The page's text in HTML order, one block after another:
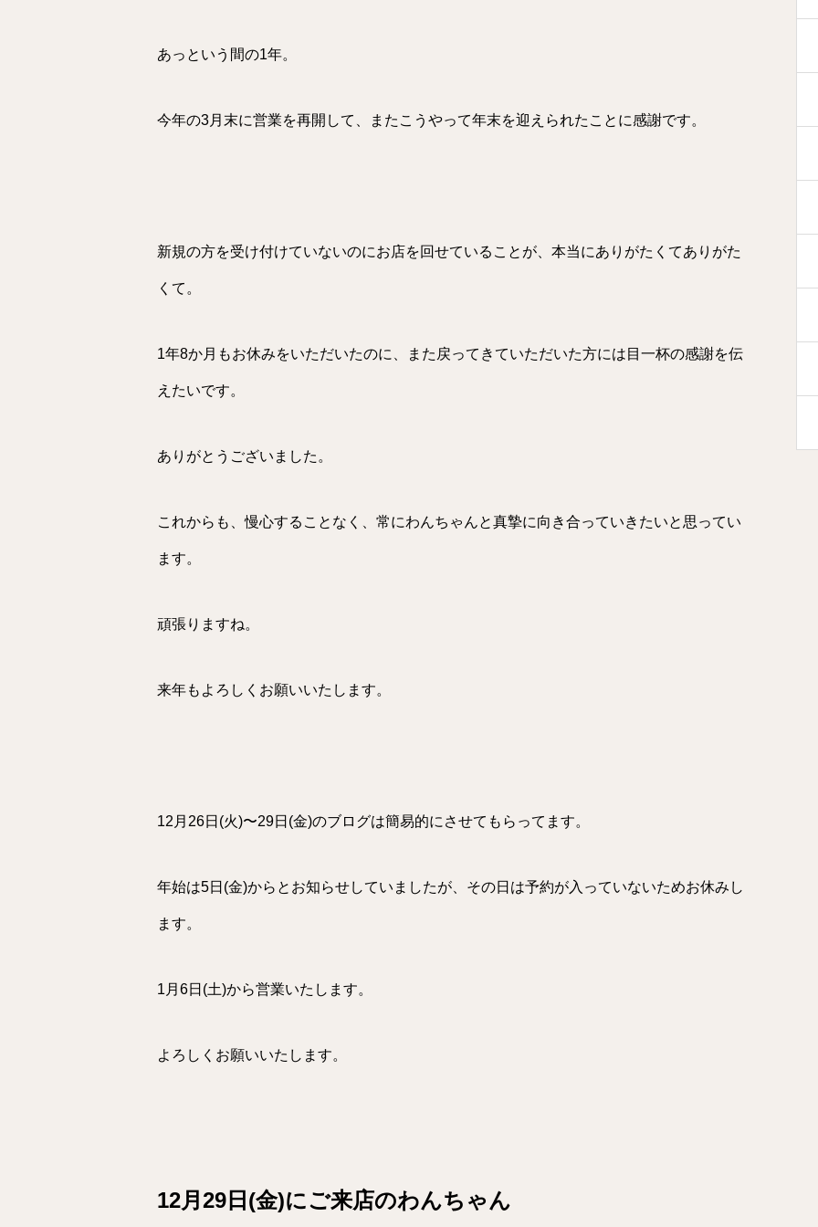
あっという間の1年。
今年の3月末に営業を再開して、またこうやって年末を迎えられたことに感謝です。
新規の方を受け付けていないのにお店を回せていることが、本当にありがたくてありがた
くて。
1年8か月もお休みをいただいたのに、また戻ってきていただいた方には目一杯の感謝を伝
えたいです。
ありがとうございました。
これからも、慢心することなく、常にわんちゃんと真摯に向き合っていきたいと思ってい
ます。
頑張りますね。
来年もよろしくお願いいたします。
12月26日(火)〜29日(金)のブログは簡易的にさせてもらってます。
年始は5日(金)からとお知らせしていましたが、その日は予約が入っていないためお休みし
ます。
1月6日(土)から営業いたします。
よろしくお願いいたします。
12月29日(金)にご来店のわんちゃん